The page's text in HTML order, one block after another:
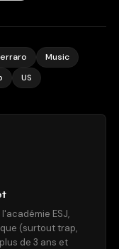
Music
US
ESJ,
(surtout trap,
de 3 ans et